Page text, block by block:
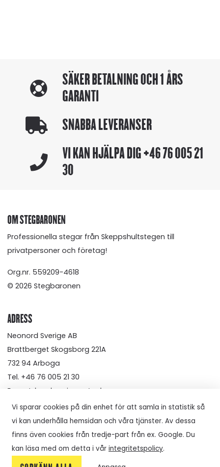
SÄKER BETALNING OCH 1 ÅRS
GARANTI
SNABBA LEVERANSER
VI KAN HJÄLPA DIG+46 76 005 21
30
OM STEGBARONEN
Professionella stegar från Skeppshultstegen till
privatpersoner och företag!
Org.nr. 559209-4618
© 2026 Stegbaronen
ADRESS
Neonord Sverige AB
Brattberget Skogsborg 221A
732 94 Arboga
Tel. +46 76 005 21 30
E-post: kundservice@stegbaronen.se
Vi sparar cookies på din enhet för att samla in statistik så
vi kan underhålla hemsidan och våra tjänster. Av dessa
finns även cookies från tredje-part från ex. Google. Du
kan läsa med om detta i vår integritetspolicy.